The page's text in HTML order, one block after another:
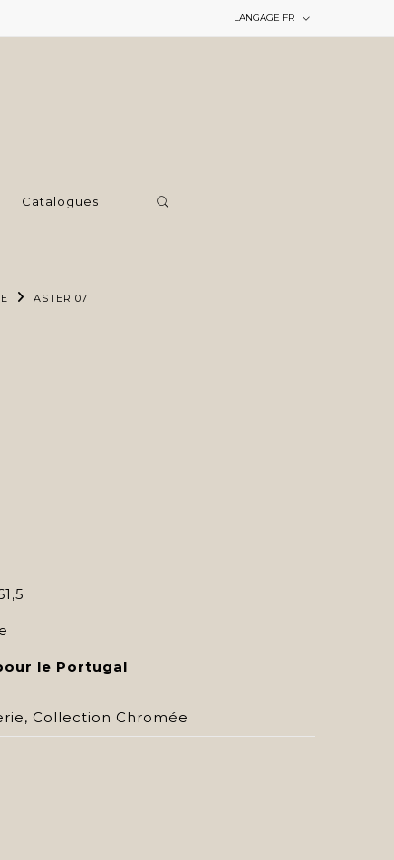
LANGAGE FR
Catalogues
ASTER 07
le Portugal
, Collection Chromée